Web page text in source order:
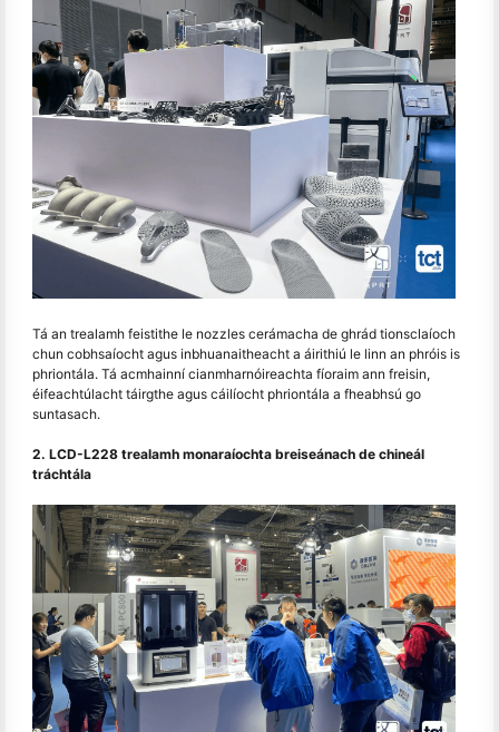
Tá an trealamh feistithe le nozzles cerámacha de ghrád tionsclaíoch
chun cobhsaíocht agus inbhuanaitheacht a áirithiú le linn an phróis is
phriontála. Tá acmhainní cianmharnóireachta fíoraim ann freisin,
éifeachtúlacht táirgthe agus cáilíocht phriontála a fheabhsú go
suntasach.
2. LCD-L228 trealamh monaraíochta breiseánach de chineál
tráchtála